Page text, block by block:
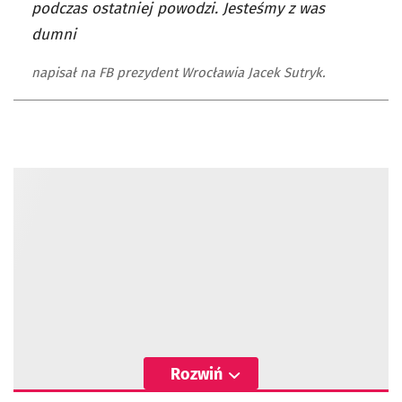
podczas ostatniej powodzi. Jesteśmy z was
dumni
napisał na FB prezydent Wrocławia Jacek Sutryk.
Rozwiń